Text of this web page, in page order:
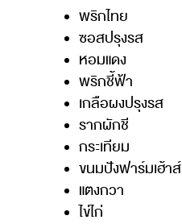
พริกไทย
ซอสปรุงรส
หอมแดง
พริกชี้ฟ้า
เกลือผงปรุงรส
รากผักชี
กระเทียม
ขนมปังฟาร์มเฮ้าส์
แตงกวา
ไข่ไก่